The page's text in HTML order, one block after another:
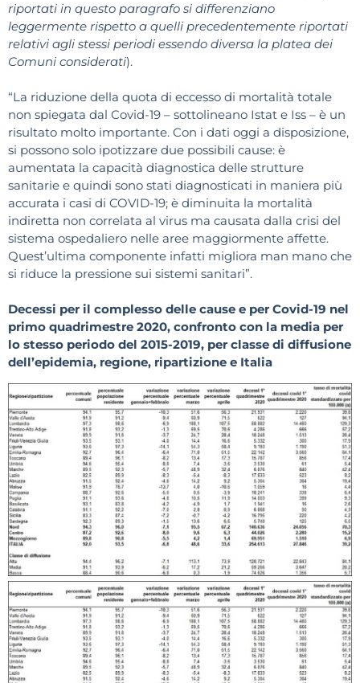
riportati in questo paragrafo si differenziano
leggermente rispetto a quelli precedentemente riportati
relativi agli stessi periodi essendo diversa la platea dei
Comuni considerati).
“La riduzione della quota di eccesso di mortalità totale
non spiegata dal Covid-19 – sottolineano Istat e Iss – è un
risultato molto importante. Con i dati oggi a disposizione,
si possono solo ipotizzare due possibili cause: è
aumentata la capacità diagnostica delle strutture
sanitarie e quindi sono stati diagnosticati in maniera più
accurata i casi di COVID-19; è diminuita la mortalità
indiretta non correlata al virus ma causata dalla crisi del
sistema ospedaliero nelle aree maggiormente affette.
Quest’ultima componente infatti migliora man mano che
si riduce la pressione sui sistemi sanitari”.
Decessi per il complesso delle cause e per Covid-19 nel
primo quadrimestre 2020, confronto con la media per
lo stesso periodo del 2015-2019, per classe di diffusione
dell’epidemia, regione, ripartizione e Italia